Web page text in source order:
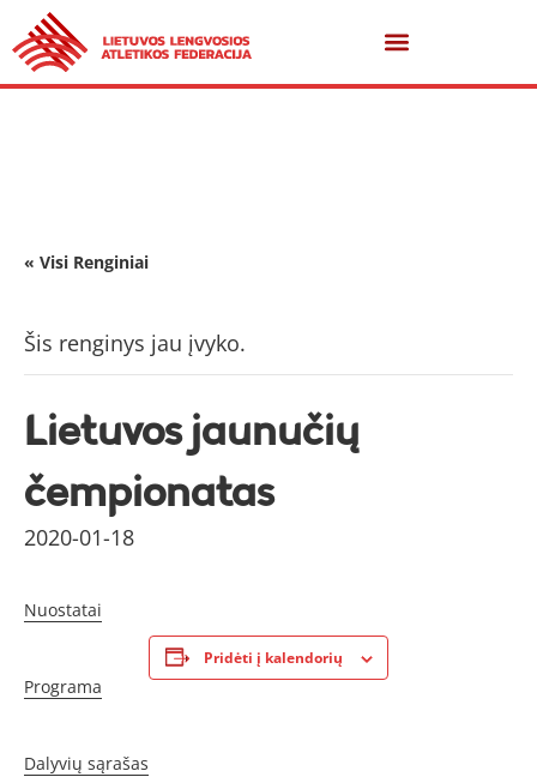
« Visi Renginiai
Šis renginys jau įvyko.
Lietuvos jaunučių
čempionatas
2020-01-18
Nuostatai
Programa
Dalyvių sąrašas
Pridėti į kalendorių